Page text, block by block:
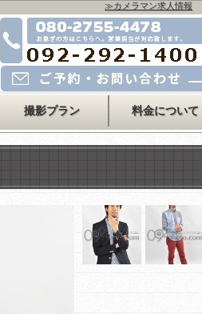
お急ぎの方はこちら
080-2755-4478
運営会社事務所
092-715-2525
メールでのご予約・お問い合わせはコチラ
≫カメラマン求人情報
撮影プラン 料金について